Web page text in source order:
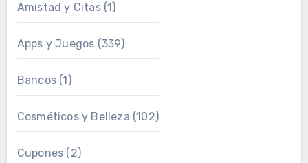
Amistad y Citas(1)
Apps y Juegos (339)
Bancos(1)
Cosméticos y Belleza (102)
Cupones (2)